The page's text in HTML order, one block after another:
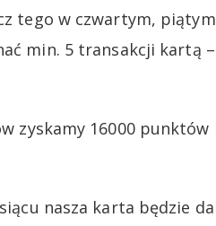
tego w czwartym,
min. 5 transakcji kartą
zyskamy 16000
nasza karta będzie